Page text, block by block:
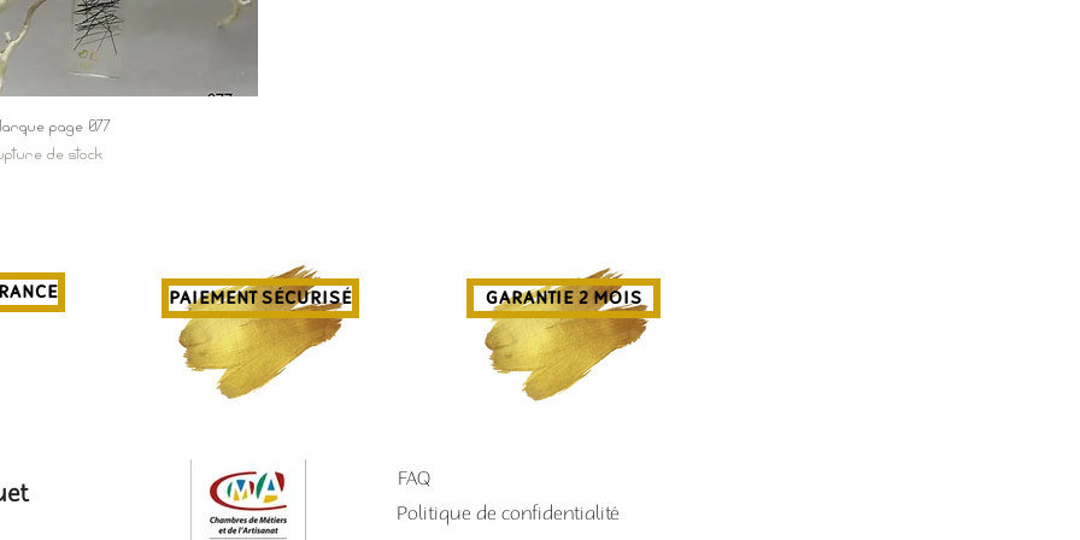
Aperçu rapide
page 077
de stock
PAIEMENT SÉCURISÉ GARANTIE 2 MOIS
FAQ
Politique de confidentialité